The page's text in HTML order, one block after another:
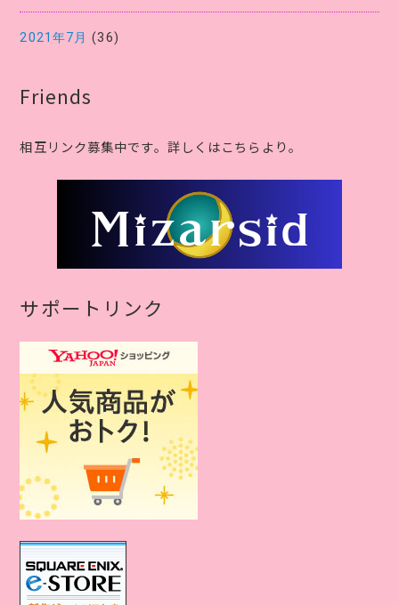
2021年7月 (36)
Friends
相互リンク募集中です。詳しくはこちらより。
サポートリンク